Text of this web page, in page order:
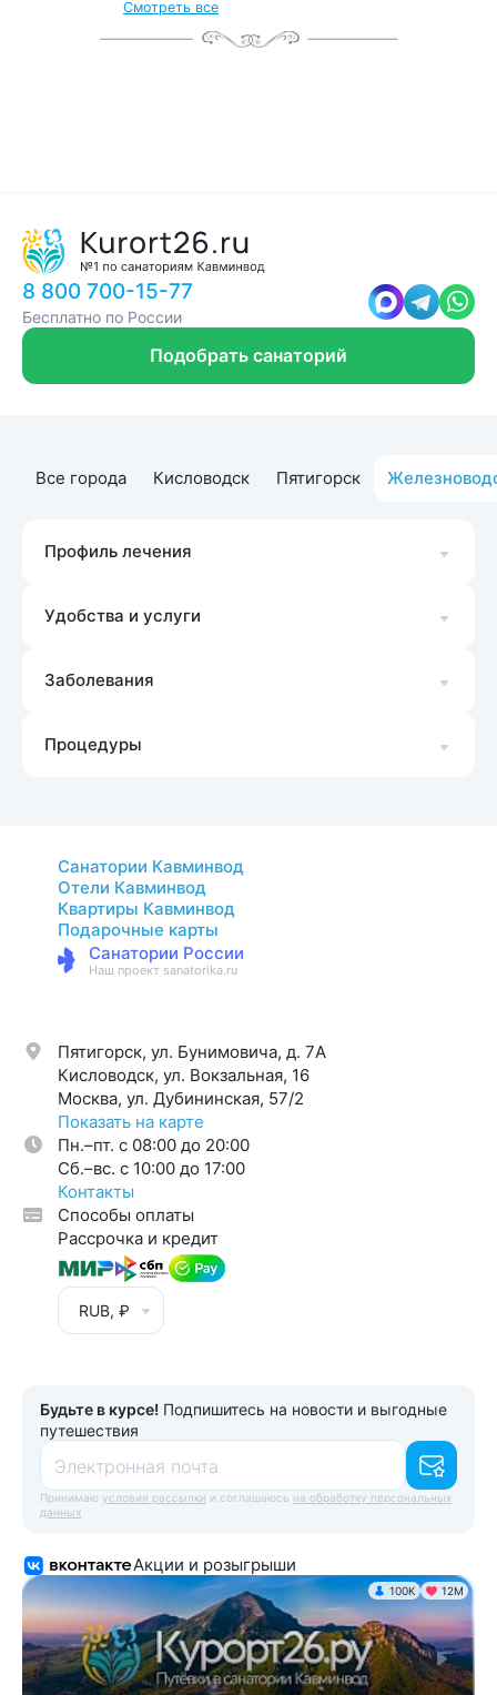
Смотреть все
от местных жителей
с чек-листом
и туристической картой
8 800 700-15-77
Бесплатно по России
Подобрать санаторий
Все города Кисловодск Пятигорск
Профиль лечения
Удобства и услуги
Заболевания
Процедуры
Санатории Кавминвод
Отели Кавминвод
Квартиры Кавминвод
Подарочные карты
Санатории России
Наш проект sanatorika.ru
Пятигорск, ул. Бунимовича, д. 7A
Кисловодск, ул. Вокзальная, 16
Москва, ул. Дубининская, 57/2
Показать на карте
Пн.–пт. с 08:00 до 20:00
Cб.–вс. с 10:00 до 17:00
Контакты
Способы оплаты
Рассрочка и кредит
RUB, ₽
Будьте в курсе! Подпишитесь на новости и выгодные
путешествия
Электронная почта
Принимаю условия рассылки и соглашаюсь на обработку персональных
данных
Акции и розыгрыши
100K 12М